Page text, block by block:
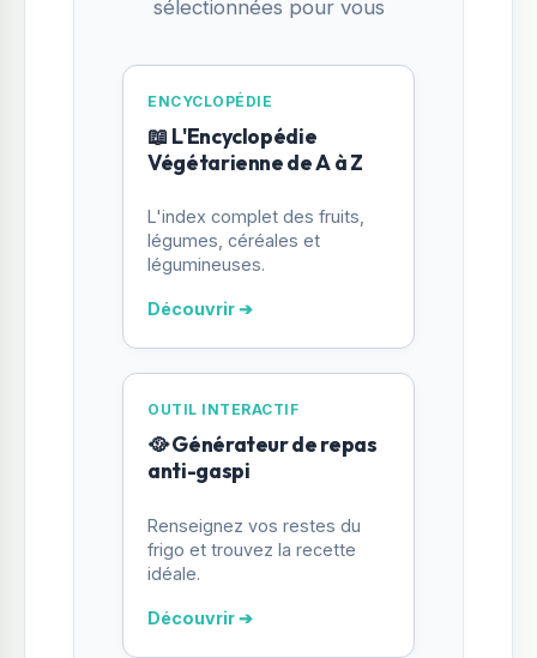
sélectionnées pour vous
ENCYCLOPÉDIE
📖 L'Encyclopédie
Végétarienne de A à Z
L'index complet des fruits,
légumes, céréales et
légumineuses.
Découvrir ➔
OUTIL INTERACTIF
🥘 Générateur de repas
anti-gaspi
Renseignez vos restes du
frigo et trouvez la recette
idéale.
Découvrir ➔